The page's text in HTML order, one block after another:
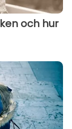
och hur